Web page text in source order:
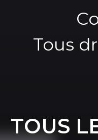
Tous
TOUS